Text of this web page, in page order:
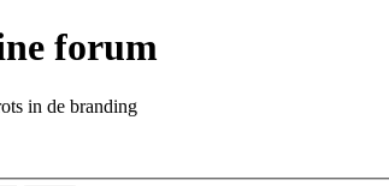
forum
in de branding